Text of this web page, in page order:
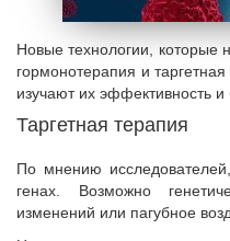
Новые технологии, которые
гормонотерапия и
изучают их эффективность и
Таргетная терапия
По мнению
генах. Возможно
изменений или пагубное